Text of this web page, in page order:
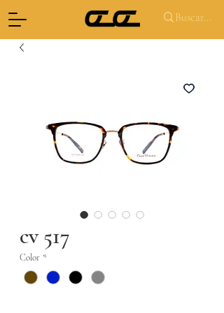
cv 517
Color *